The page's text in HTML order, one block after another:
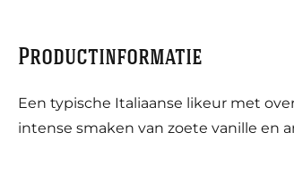
Productinformatie
Een typische Italiaanse likeur met
intense smaken van zoete vanille en